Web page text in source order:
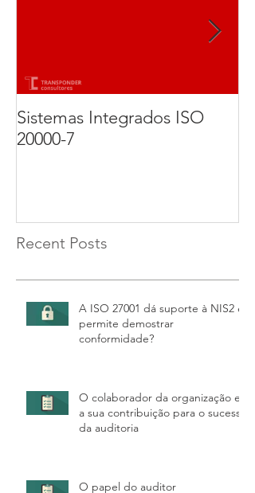
Sistemas Integrados ISO
20000-7
Recent Posts
A ISO 27001 dá suporte à NIS2 e
permite demostrar
conformidade?
O colaborador da organização e
a sua contribuição para o sucesso
da auditoria
O papel do auditor